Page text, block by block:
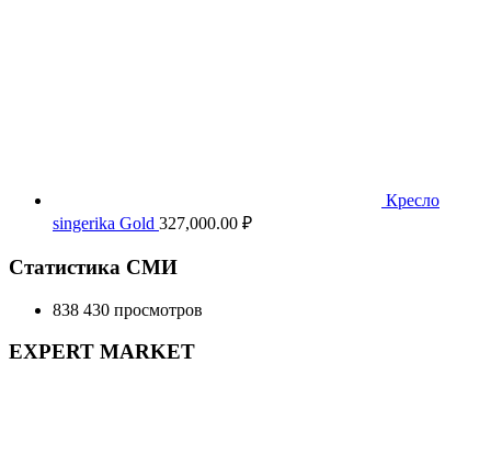
Кресло
singerika Gold 327,000.00 ₽
Статистика СМИ
838 430 просмотров
EXPERT MARKET